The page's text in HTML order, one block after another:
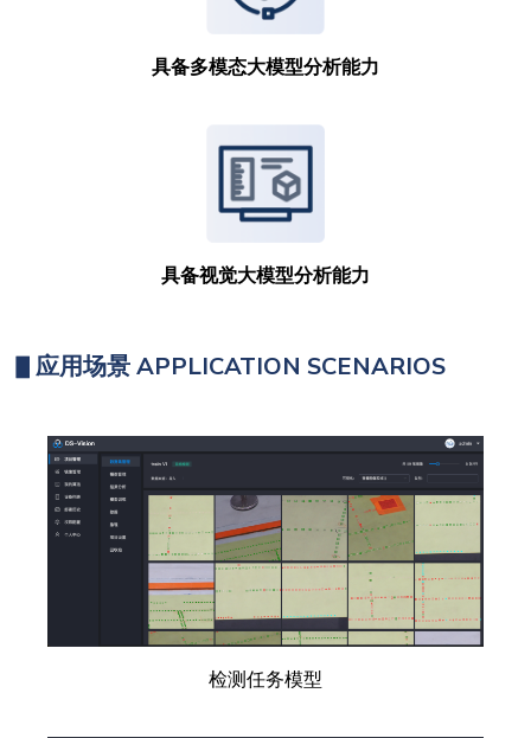
具备多模态大模型分析能力
具备视觉大模型分析能力
▋应用场景 APPLICATION SCENARIOS
检测任务模型